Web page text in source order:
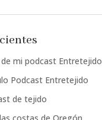
mi podcast Entretejido
Podcast Entretejido
de tejido